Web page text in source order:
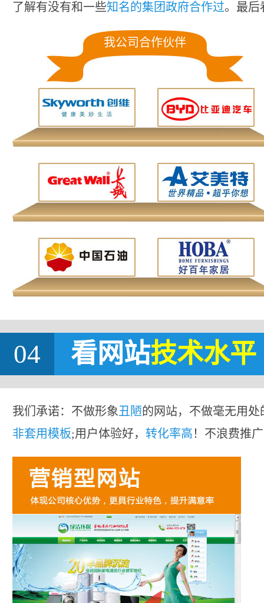
了解有没有和一些知名的集团政府合作过。最后
我公司合作伙伴
04 看网站技术水平
我们承诺：不做形象丑陋的网站，不做毫无用处
非套用模板;用户体验好， 转化率高！不浪费推